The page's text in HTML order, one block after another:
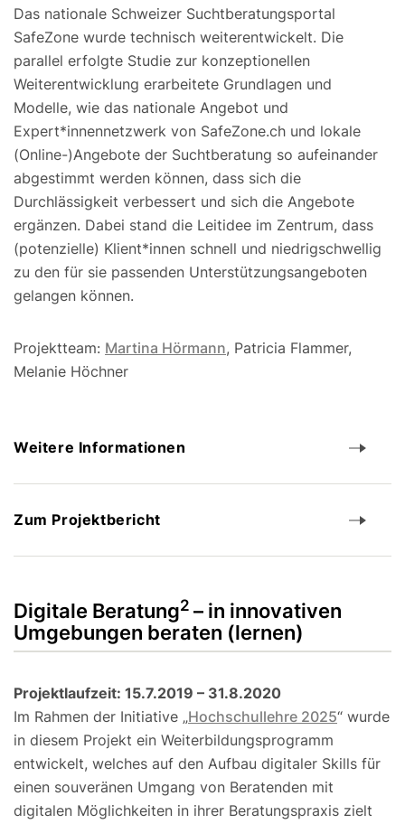
Das nationale Schweizer Suchtberatungsportal
SafeZone wurde technisch weiterentwickelt. Die
parallel erfolgte Studie zur konzeptionellen
Weiterentwicklung erarbeitete Grundlagen und
Modelle, wie das nationale Angebot und
Expert*innennetzwerk von SafeZone.ch und lokale
(Online-)Angebote der Suchtberatung so aufeinander
abgestimmt werden können, dass sich die
Durchlässigkeit verbessert und sich die Angebote
ergänzen. Dabei stand die Leitidee im Zentrum, dass
(potenzielle) Klient*innen schnell und niedrigschwellig
zu den für sie passenden Unterstützungsangeboten
gelangen können.
Projektteam: Martina Hörmann, Patricia Flammer,
Melanie Höchner
Weitere Informationen
Zum Projektbericht
Digitale Beratung2 – in innovativen
Umgebungen beraten (lernen)
Projektlaufzeit: 15.7.2019 – 31.8.2020
Im Rahmen der Initiative „Hochschullehre 2025“ wurde
in diesem Projekt ein Weiterbildungsprogramm
entwickelt, welches auf den Aufbau digitaler Skills für
einen souveränen Umgang von Beratenden mit
digitalen Möglichkeiten in ihrer Beratungspraxis zielt